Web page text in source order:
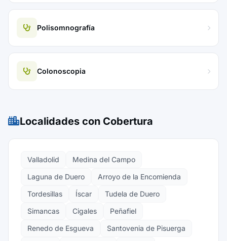
Polisomnografía
Colonoscopia
Localidades con Cobertura
Valladolid
Medina del Campo
Laguna de Duero
Arroyo de la Encomienda
Tordesillas
Íscar
Tudela de Duero
Simancas
Cigales
Peñafiel
Renedo de Esgueva
Santovenia de Pisuerga